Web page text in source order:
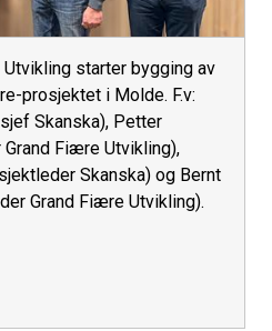
starter bygging av
prosjektet i Molde. F.v:
Skanska), Petter
Fiære Utvikling),
Skanska) og Bernt
Grand Fiære Utvikling).